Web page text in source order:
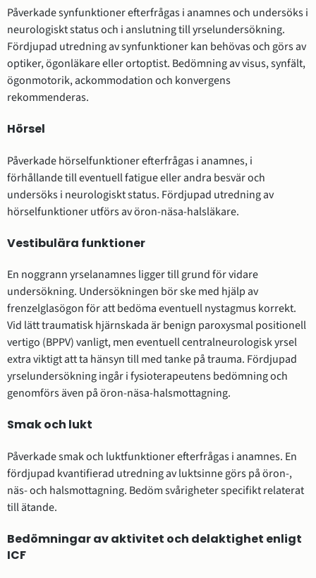
Påverkade synfunktioner efterfrågas i anamnes och undersöks i
neurologiskt status och i anslutning till yrselundersökning.
Fördjupad utredning av synfunktioner kan behövas och görs av
optiker, ögonläkare eller ortoptist. Bedömning av visus, synfält,
ögonmotorik, ackommodation och konvergens
rekommenderas.
Hörsel
Påverkade hörselfunktioner efterfrågas i anamnes, i
förhållande till eventuell fatigue eller andra besvär och
undersöks i neurologiskt status. Fördjupad utredning av
hörselfunktioner utförs av öron-näsa-halsläkare.
Vestibulära funktioner
En noggrann yrselanamnes ligger till grund för vidare
undersökning. Undersökningen bör ske med hjälp av
frenzelglasögon för att bedöma eventuell nystagmus korrekt.
Vid lätt traumatisk hjärnskada är benign paroxysmal positionell
vertigo (BPPV) vanligt, men eventuell centralneurologisk yrsel
extra viktigt att ta hänsyn till med tanke på trauma. Fördjupad
yrselundersökning ingår i fysioterapeutens bedömning och
genomförs även på öron-näsa-halsmottagning.
Smak och lukt
Påverkade smak och luktfunktioner efterfrågas i anamnes. En
fördjupad kvantifierad utredning av luktsinne görs på öron-,
näs- och halsmottagning. Bedöm svårigheter specifikt relaterat
till ätande.
Bedömningar av aktivitet och delaktighet enligt
ICF